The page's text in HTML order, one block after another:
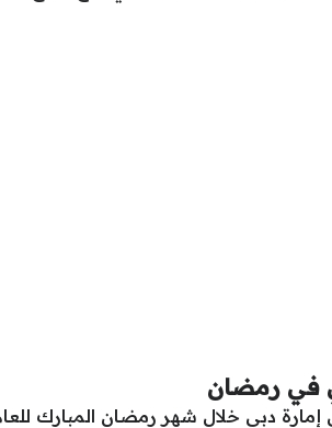
في رمضان
دبي خلال شهر رمضان المبارك للعام